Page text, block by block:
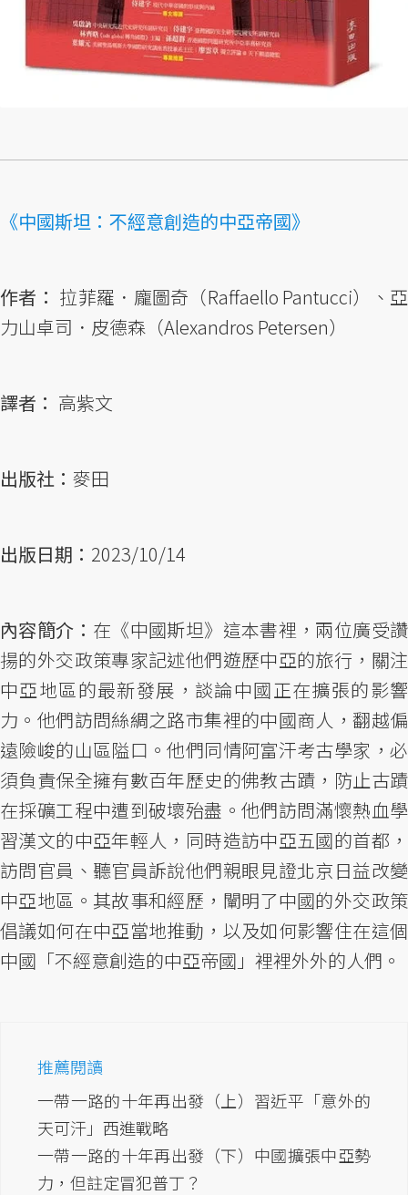
《中國斯坦：不經意創造的中亞帝國》
作者： 拉菲羅．龐圖奇（Raffaello Pantucci）、亞
力山卓司．皮德森（Alexandros Petersen）
譯者： 高紫文
出版社： 麥田
出版日期： 2023/10/14
內容簡介： 在《中國斯坦》這本書裡，兩位廣受讚
揚的外交政策專家記述他們遊歷中亞的旅行，關注
中亞地區的最新發展，談論中國正在擴張的影響
力。他們訪問絲綢之路市集裡的中國商人，翻越偏
遠險峻的山區隘口。他們同情阿富汗考古學家，必
須負責保全擁有數百年歷史的佛教古蹟，防止古蹟
在採礦工程中遭到破壞殆盡。他們訪問滿懷熱血學
習漢文的中亞年輕人，同時造訪中亞五國的首都，
訪問官員、聽官員訴說他們親眼見證北京日益改變
中亞地區。其故事和經歷，闡明了中國的外交政策
倡議如何在中亞當地推動，以及如何影響住在這個
中國「不經意創造的中亞帝國」裡裡外外的人們。
推薦閱讀
一帶一路的十年再出發（上）習近平「意外的
天可汗」西進戰略
一帶一路的十年再出發（下）中國擴張中亞勢
力，但註定冒犯普丁？